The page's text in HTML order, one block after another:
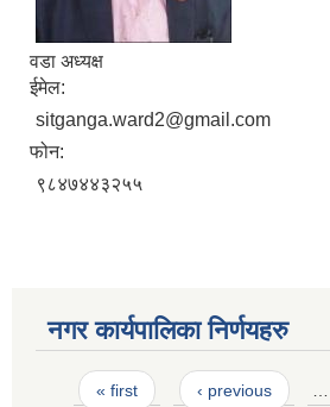
वडा अध्यक्ष
ईमेल:
sitganga.ward2@gmail.com
फोन:
९८४७४४३२५५
नगर कार्यपालिका निर्णयहरु
Pages
« first ‹ previous